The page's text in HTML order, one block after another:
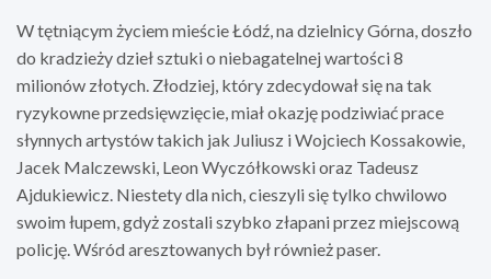
W tętniącym życiem mieście Łódź, na dzielnicy Górna, doszło
do kradzieży dzieł sztuki o niebagatelnej wartości 8
milionów złotych. Złodziej, który zdecydował się na tak
ryzykowne przedsięwzięcie, miał okazję podziwiać prace
słynnych artystów takich jak Juliusz i Wojciech Kossakowie,
Jacek Malczewski, Leon Wyczółkowski oraz Tadeusz
Ajdukiewicz. Niestety dla nich, cieszyli się tylko chwilowo
swoim łupem, gdyż zostali szybko złapani przez miejscową
policję. Wśród aresztowanych był również paser.